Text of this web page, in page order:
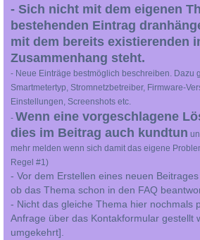
- Sich nicht mit dem eigenen
bestehenden Eintrag
mit dem bereits existierenden
Zusammenhang steht.
- Neue Einträge bestmöglich beschreiben. Dazu
Smartmetertyp, Stromnetzbetreiber, Firmware-
Einstellungen, Screenshots etc.
- Wenn eine vorgeschlagene
dies im Beitrag auch kundtun
mehr melden wenn sich damit das eigene
Regel #1)
- Vor dem Erstellen eines neuen
ob das Thema schon in den FAQ
- Nicht das gleiche Thema hier nochmals
Anfrage über das Kontakformular gestellt
umgekehrt].